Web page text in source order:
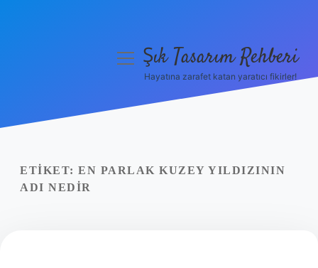
Yasal Uyarı
menüyüŞık Tasarım Rehberi
Hayatına zarafet katan yaratıcı fikirler!
ETIKET: EN PARLAK KUZEY YILDIZININ
ADI NEDIR